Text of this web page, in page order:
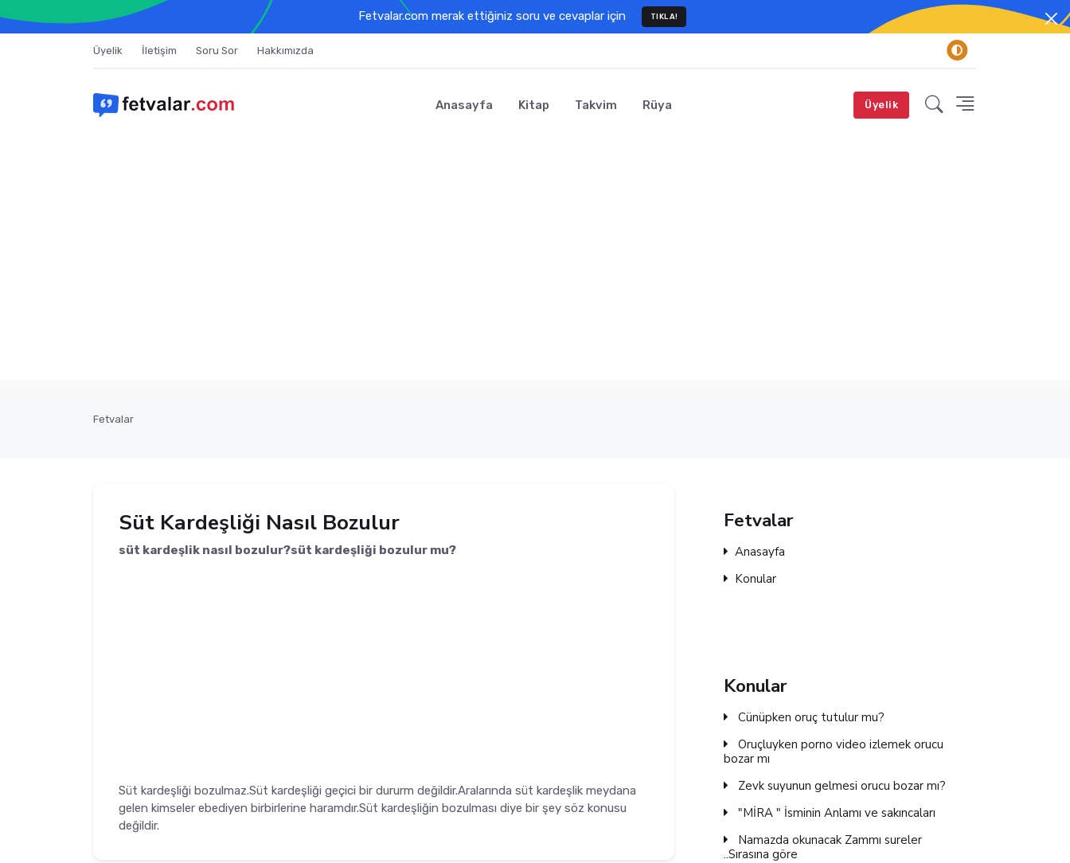
Fetvalar.com merak ettiğiniz soru ve cevaplar için TIKLA!
Üyelik İletişim Soru Sor Hakkımızda
Anasayfa Kitap Takvim Rüya Üyelik
Fetvalar
Süt Kardeşliği Nasıl Bozulur
süt kardeşlik nasıl bozulur?süt kardeşliği bozulur mu?
Süt kardeşliği bozulmaz.Süt kardeşliği geçici bir dururm değildir.Aralarında süt kardeşlik meydana
gelen kimseler ebediyen birbirlerine haramdır.Süt kardeşliğin bozulması diye bir şey söz konusu
değildir.
Fetvalar
Anasayfa
Konular
Konular
Cünüpken oruç tutulur mu?
Oruçluyken porno video izlemek orucu
bozar mı
Zevk suyunun gelmesi orucu bozar mı?
"MİRA " İsminin Anlamı ve sakıncaları
Namazda okunacak Zammı sureler
..Sırasına göre